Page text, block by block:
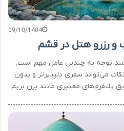
09/10/1404
و رزرو هتل در قشم
توجه به چندین عامل مهم است.
می‌تواند سفری دلپذیرتر و بدون
پلتفرم‌های معتبری مانند بزن بریم